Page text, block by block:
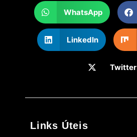
WhatsApp
LinkedIn
Twitter
Links Úteis